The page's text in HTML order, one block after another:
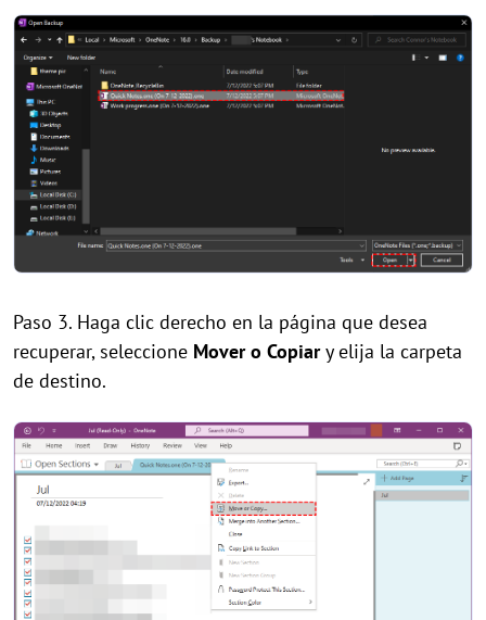
Paso 3. Haga clic derecho en la página que desea
recuperar, seleccione Mover o Copiary elija la carpeta
de destino.